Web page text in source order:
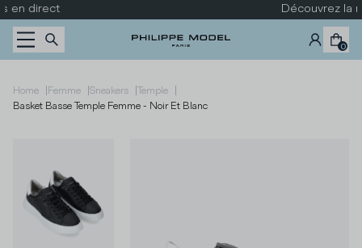
Passer au contenu
0
Home |Femme |Sneakers |Temple |
Basket Basse Temple Femme - Noir Et Blanc